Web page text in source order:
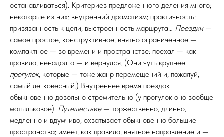
останавливаться). Критериев предложенного деления много;
некоторые из них: внутренний драматизм; практичность;
привязанность к цели; выстроенность маршрута… Поездки—
самое простое, конструктивное, внятно ограниченное —
компактное — во времени и пространстве: поехал — как
правило, ненадолго — и вернулся. (Они чуть крупнее
прогулок, которые — тоже жанр перемещений и, пожалуй,
самый легковесный.) Внутреннее время поездок
обыкновенно довольно стремительно (у прогулок оно вообще
мотыльковое). Путешествие— торжественно, длинно,
медленно и вдумчиво; охватывает обыкновенно большие
пространства; имеет, как правило, внятное направление и —